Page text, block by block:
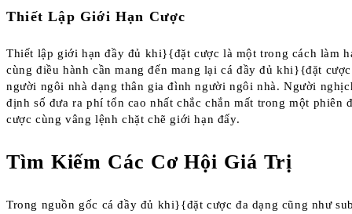
Thiết Lập Giới Hạn Cược
Thiết lập giới hạn đầy đủ khi}{đặt cược là một trong cách làm
cùng điều hành cần mang đến mang lại cá đầy đủ khi}{đặt
người ngôi nhà dạng thân gia đình người ngôi nhà. Người
định số đưa ra phí tổn cao nhất chắc chắn mất trong một phiên
cược cùng vâng lệnh chặt chẽ giới hạn đấy.
Tìm Kiếm Các Cơ Hội Giá Trị
Trong nguồn gốc cá đầy đủ khi}{đặt cược đa dạng cũng như